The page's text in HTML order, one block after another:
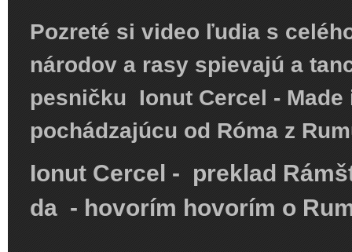
Pozreté si video ľudia s
národov a rasy spievajú a
pesničku Ionut Cercel - Made
pochádzajúcu od Róma z
Ionut Cercel - preklad
da - hovorím hovorím o